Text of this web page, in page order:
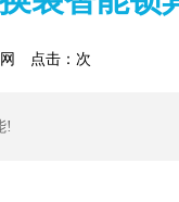
点击： 次
!